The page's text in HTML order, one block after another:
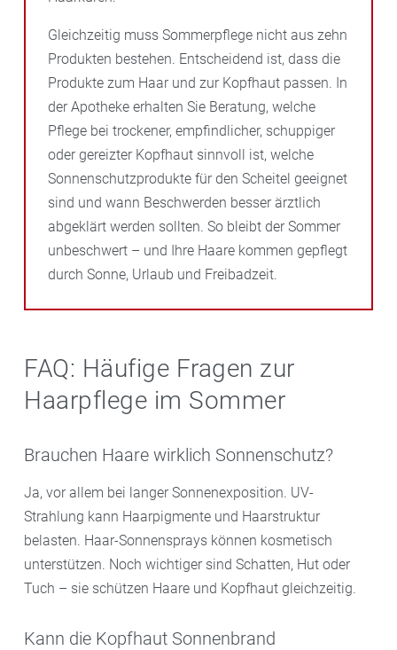
Gleichzeitig muss Sommerpflege nicht aus zehn
Produkten bestehen. Entscheidend ist, dass die
Produkte zum Haar und zur Kopfhaut passen. In
der Apotheke erhalten Sie Beratung, welche
Pflege bei trockener, empfindlicher, schuppiger
oder gereizter Kopfhaut sinnvoll ist, welche
Sonnenschutzprodukte für den Scheitel geeignet
sind und wann Beschwerden besser ärztlich
abgeklärt werden sollten. So bleibt der Sommer
unbeschwert – und Ihre Haare kommen gepflegt
durch Sonne, Urlaub und Freibadzeit.
FAQ: Häufige Fragen zur
Haarpflege im Sommer
Brauchen Haare wirklich Sonnenschutz?
Ja, vor allem bei langer Sonnenexposition. UV-
Strahlung kann Haarpigmente und Haarstruktur
belasten. Haar-Sonnensprays können kosmetisch
unterstützen. Noch wichtiger sind Schatten, Hut oder
Tuch – sie schützen Haare und Kopfhaut gleichzeitig.
Kann die Kopfhaut Sonnenbrand